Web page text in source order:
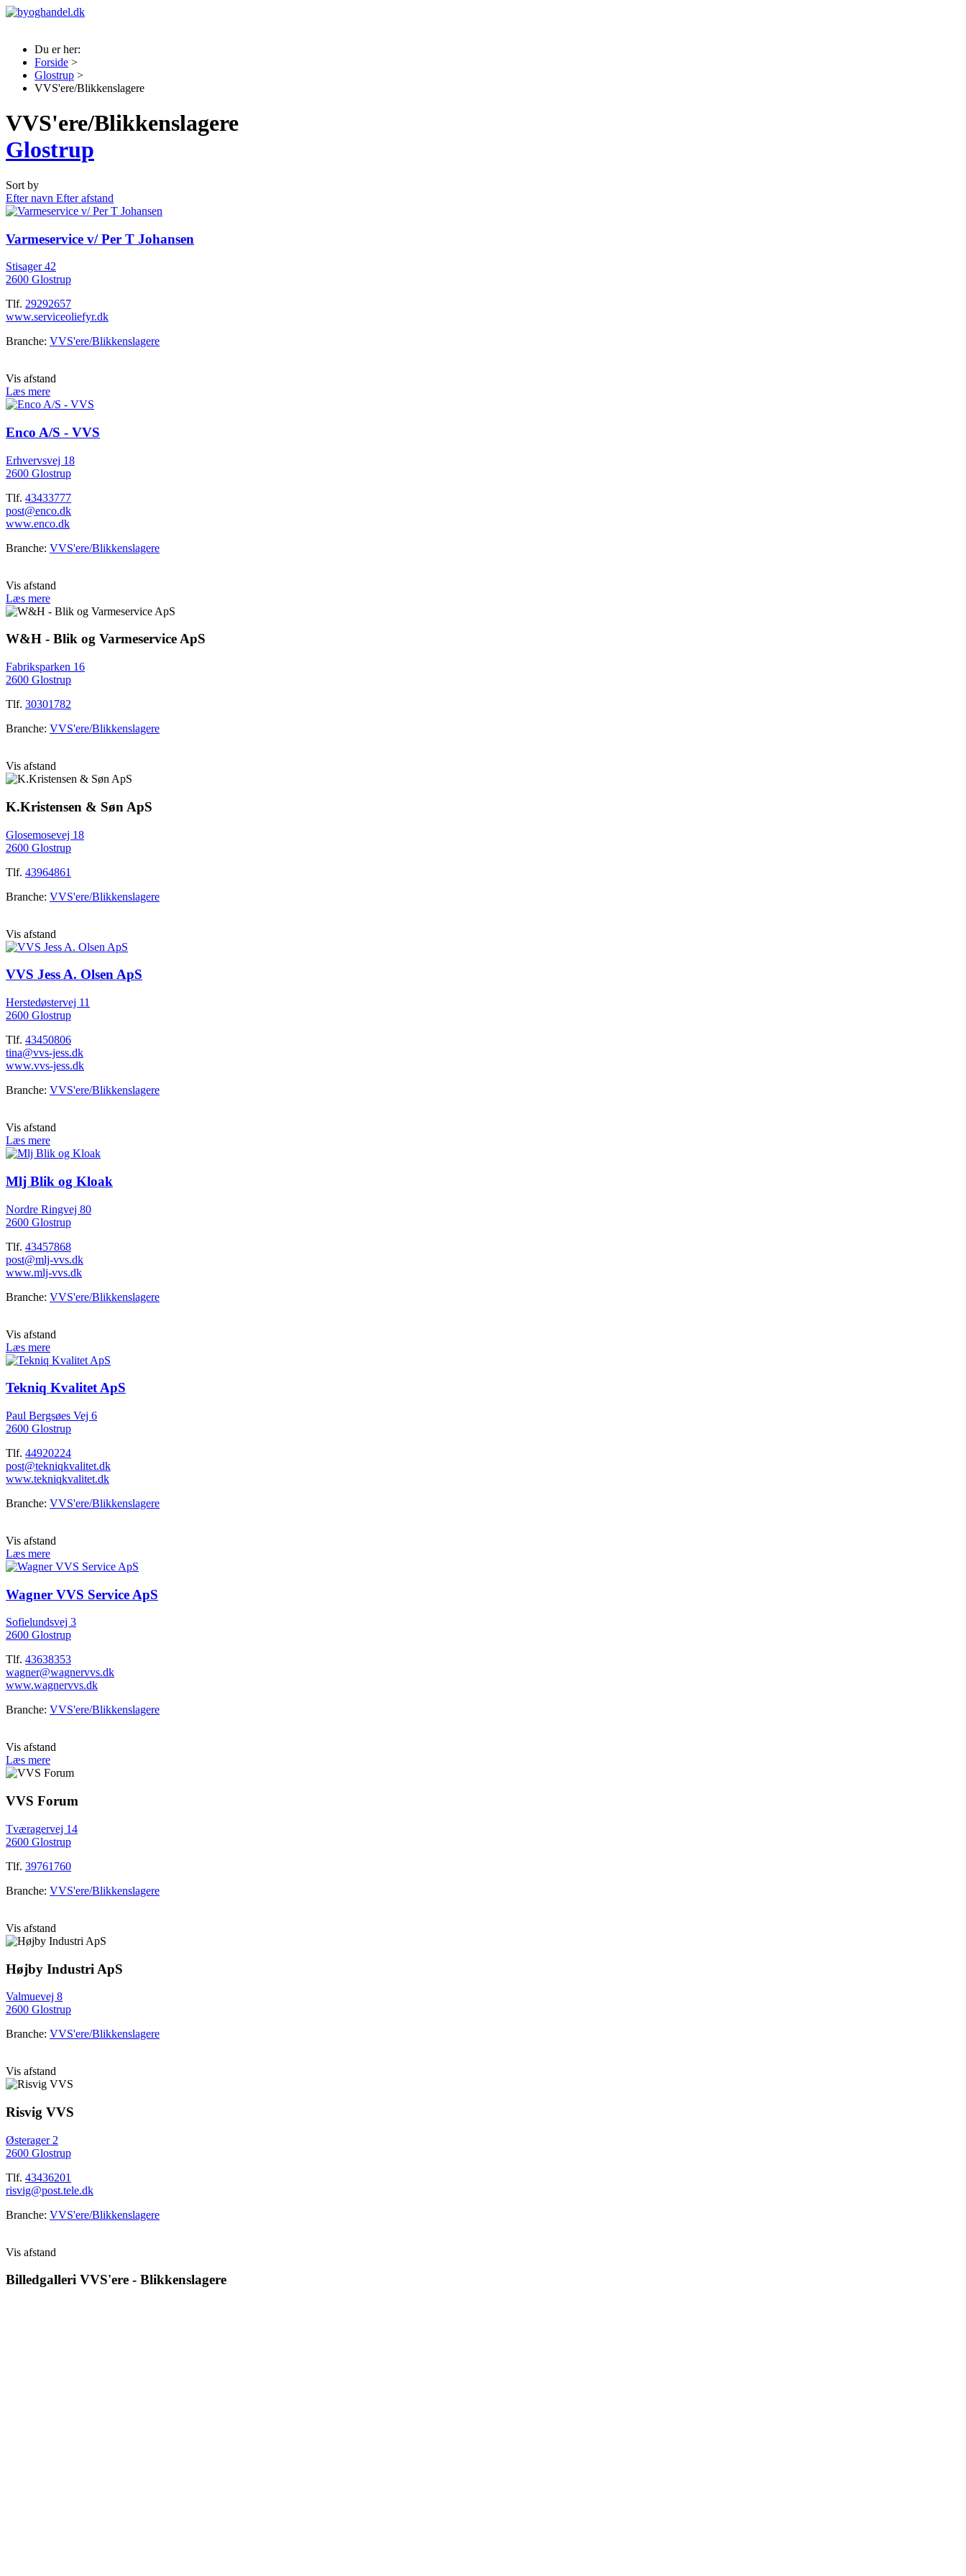
Du er her:
Forside >
Glostrup >
VVS'ere/Blikkenslagere
VVS'ere/Blikkenslagere
Glostrup
Sort by
Efter navn Efter afstand
Varmeservice v/ Per T Johansen
Stisager 42
2600 Glostrup
Tlf. 29292657
www.serviceoliefyr.dk
Branche: VVS'ere/Blikkenslagere
Vis afstand
Læs mere
Enco A/S - VVS
Erhvervsvej 18
2600 Glostrup
Tlf. 43433777
post@enco.dk
www.enco.dk
Branche: VVS'ere/Blikkenslagere
Vis afstand
Læs mere
W&H - Blik og Varmeservice ApS
Fabriksparken 16
2600 Glostrup
Tlf. 30301782
Branche: VVS'ere/Blikkenslagere
Vis afstand
K.Kristensen & Søn ApS
Glosemosevej 18
2600 Glostrup
Tlf. 43964861
Branche: VVS'ere/Blikkenslagere
Vis afstand
VVS Jess A. Olsen ApS
Herstedøstervej 11
2600 Glostrup
Tlf. 43450806
tina@vvs-jess.dk
www.vvs-jess.dk
Branche: VVS'ere/Blikkenslagere
Vis afstand
Læs mere
Mlj Blik og Kloak
Nordre Ringvej 80
2600 Glostrup
Tlf. 43457868
post@mlj-vvs.dk
www.mlj-vvs.dk
Branche: VVS'ere/Blikkenslagere
Vis afstand
Læs mere
Tekniq Kvalitet ApS
Paul Bergsøes Vej 6
2600 Glostrup
Tlf. 44920224
post@tekniqkvalitet.dk
www.tekniqkvalitet.dk
Branche: VVS'ere/Blikkenslagere
Vis afstand
Læs mere
Wagner VVS Service ApS
Sofielundsvej 3
2600 Glostrup
Tlf. 43638353
wagner@wagnervvs.dk
www.wagnervvs.dk
Branche: VVS'ere/Blikkenslagere
Vis afstand
Læs mere
VVS Forum
Tværagervej 14
2600 Glostrup
Tlf. 39761760
Branche: VVS'ere/Blikkenslagere
Vis afstand
Højby Industri ApS
Valmuevej 8
2600 Glostrup
Branche: VVS'ere/Blikkenslagere
Vis afstand
Risvig VVS
Østerager 2
2600 Glostrup
Tlf. 43436201
risvig@post.tele.dk
Branche: VVS'ere/Blikkenslagere
Vis afstand
Billedgalleri VVS'ere - Blikkenslagere